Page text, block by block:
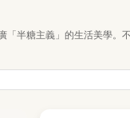
半糖主義」的生活美學。